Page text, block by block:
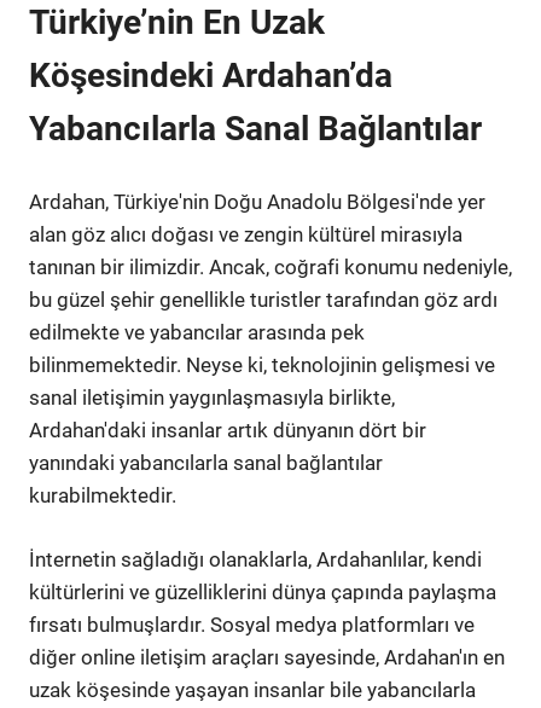
Türkiye’nin En Uzak
Köşesindeki Ardahan’da
Yabancılarla Sanal Bağlantılar
Ardahan, Türkiye'nin Doğu Anadolu Bölgesi'nde yer
alan göz alıcı doğası ve zengin kültürel mirasıyla
tanınan bir ilimizdir. Ancak, coğrafi konumu nedeniyle,
bu güzel şehir genellikle turistler tarafından göz ardı
edilmekte ve yabancılar arasında pek
bilinmemektedir. Neyse ki, teknolojinin gelişmesi ve
sanal iletişimin yaygınlaşmasıyla birlikte,
Ardahan'daki insanlar artık dünyanın dört bir
yanındaki yabancılarla sanal bağlantılar
kurabilmektedir.
İnternetin sağladığı olanaklarla, Ardahanlılar, kendi
kültürlerini ve güzelliklerini dünya çapında paylaşma
fırsatı bulmuşlardır. Sosyal medya platformları ve
diğer online iletişim araçları sayesinde, Ardahan'ın en
uzak köşesinde yaşayan insanlar bile yabancılarla